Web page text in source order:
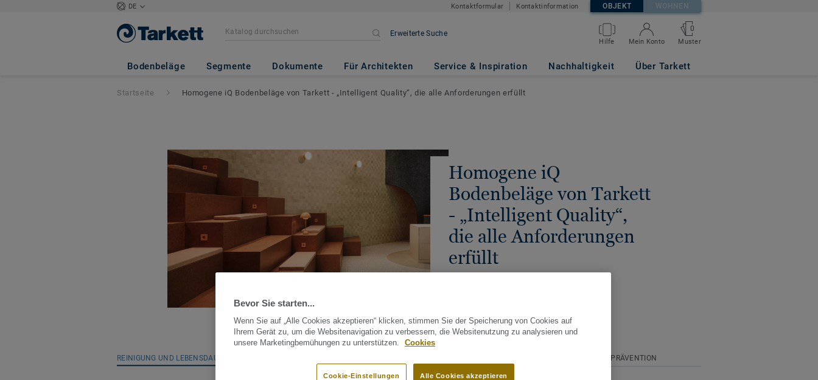
DE Kontaktformular Kontaktinformation OBJEKT WOHNEN
Erweiterte Suche
Hilfe Mein Konto
0
Muster
Bodenbeläge Segmente Dokumente Für Architekten Service & Inspiration Nachhaltigkeit Über Tarkett
Startseite Homogene iQ Bodenbeläge von Tarkett - „Intelligent Quality“, die alle Anforderungen erfüllt
Homogene iQ
Bodenbeläge von Tarkett
- „Intelligent Quality“,
die alle Anforderungen
erfüllt
REINIGUNG UND LEBENSDAUER INFEKTIONSPRÄVENTION
Bevor Sie starten...
Wenn Sie auf „Alle Cookies akzeptieren“ klicken, stimmen Sie der Speicherung von Cookies auf
Ihrem Gerät zu, um die Websitenavigation zu verbessern, die Websitenutzung zu analysieren und
unsere Marketingbemühungen zu unterstützen.
Cookies
Alle Cookies akzeptieren
Cookie-Einstellungen